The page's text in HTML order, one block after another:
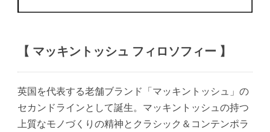
【 マッキントッシュ フィロソフィー 】
英国を代表する老舗ブランド「マッキントッシュ」の
セカンドラインとして誕生。マッキントッシュの持つ
上質なモノづくりの精神とクラシック＆コンテンポラ